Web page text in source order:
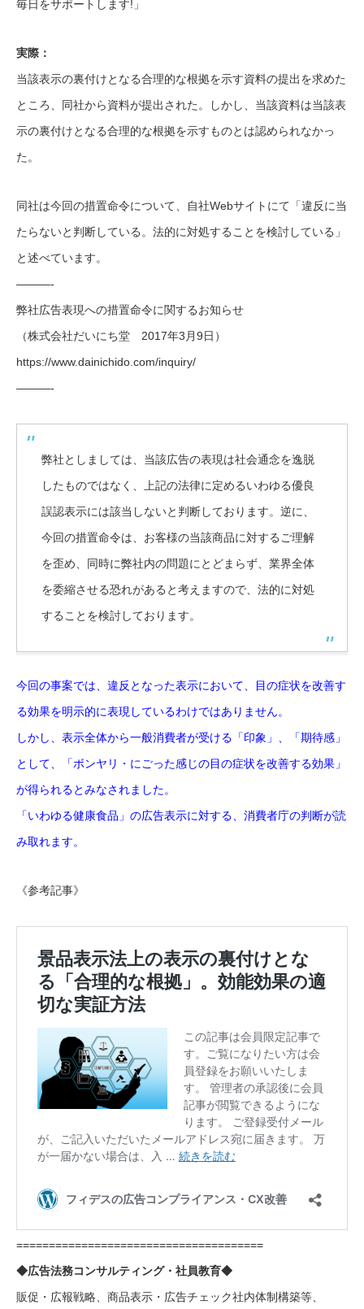
毎日をサポートします!」
実際：
当該表示の裏付けとなる合理的な根拠を示す資料の提出を求めた
ところ、同社から資料が提出された。しかし、当該資料は当該表
示の裏付けとなる合理的な根拠を示すものとは認められなかっ
た。
同社は今回の措置命令について、自社Webサイトにて「違反に当
たらないと判断している。法的に対処することを検討している」
と述べています。
———-
弊社広告表現への措置命令に関するお知らせ
（株式会社だいにち堂 2017年3月9日）
https://www.dainichido.com/inquiry/
———-
弊社としましては、当該広告の表現は社会通念を逸脱
したものではなく、上記の法律に定めるいわゆる優良
誤認表示には該当しないと判断しております。逆に、
今回の措置命令は、お客様の当該商品に対するご理解
を歪め、同時に弊社内の問題にとどまらず、業界全体
を委縮させる恐れがあると考えますので、法的に対処
することを検討しております。
今回の事案では、違反となった表示において、目の症状を改善す
る効果を明示的に表現しているわけではありません。
しかし、表示全体から一般消費者が受ける「印象」、「期待感」
として、「ボンヤリ・にごった感じの目の症状を改善する効果」
が得られるとみなされました。
「いわゆる健康食品」の広告表示に対する、消費者庁の判断が読
み取れます。
《参考記事》
======================================
◆広告法務コンサルティング・社員教育◆
販促・広報戦略、商品表示・広告チェック社内体制構築等、